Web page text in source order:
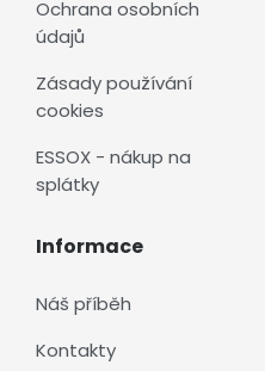
Ochrana osobních
údajů
Zásady používání
cookies
ESSOX - nákup na
splátky
Informace
Náš příběh
Kontakty